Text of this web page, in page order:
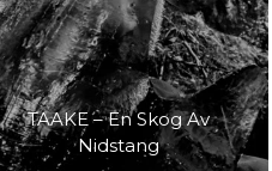
TAAKE – En Skog Av
Nidstang